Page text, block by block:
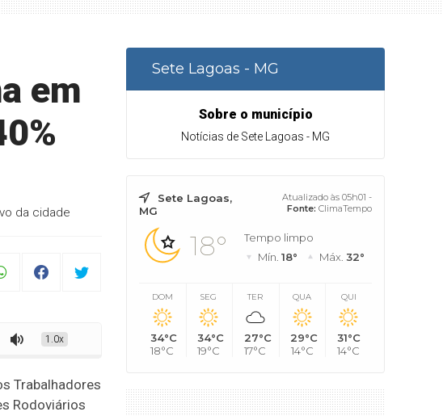
em
da cidade
feira com 40% da frota paralisada
1.0x
Trabalhadores
Rodoviários
Sete Lagoas - MG
Sobre o município
Notícias de Sete Lagoas - MG
Sete Lagoas,
MG
Atualizado às 05h01 -
Fonte: ClimaTempo
18°
Tempo limpo
Mín. 18° Máx. 32°
DOM
34°C
18°C
SEG
34°C
19°C
TER
27°C
17°C
QUA
29°C
14°C
QUI
31°C
14°C